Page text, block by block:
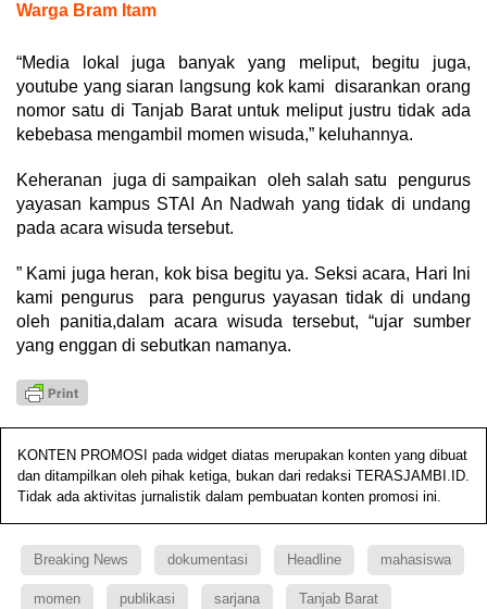
Warga Bram Itam
“Media lokal juga banyak yang meliput, begitu juga,
youtube yang siaran langsung kok kami disarankan orang
nomor satu di Tanjab Barat untuk meliput justru tidak ada
kebebasa mengambil momen wisuda,” keluhannya.
Keheranan juga di sampaikan oleh salah satu pengurus
yayasan kampus STAI An Nadwah yang tidak di undang
pada acara wisuda tersebut.
” Kami juga heran, kok bisa begitu ya. Seksi acara, Hari Ini
kami pengurus para pengurus yayasan tidak di undang
oleh panitia,dalam acara wisuda tersebut, “ujar sumber
yang enggan di sebutkan namanya.
KONTEN PROMOSI pada widget diatas merupakan konten yang dibuat
dan ditampilkan oleh pihak ketiga, bukan dari redaksi TERASJAMBI.ID.
Tidak ada aktivitas jurnalistik dalam pembuatan konten promosi ini.
Breaking News dokumentasi Headline mahasiswa
momen publikasi sarjana Tanjab Barat